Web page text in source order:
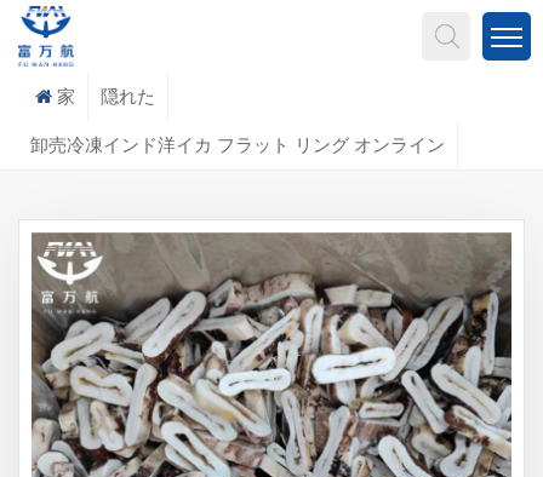
家 隠れた
卸売冷凍インド洋イカ フラット リング オンライン